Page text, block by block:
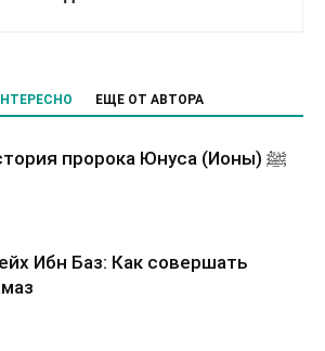
ЕЩЕ ОТ АВТОРА
История пророка Юнуса (Ионы) ﷺ
Ибн Баз: Как совершать